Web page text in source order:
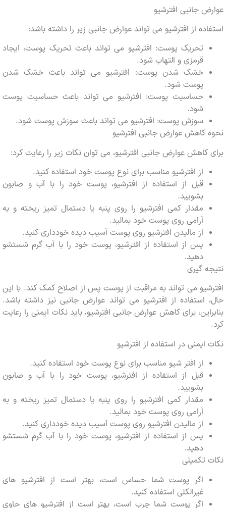
جانبی افترشیو
از افترشیو می تواند عوارض جانبی زیر را داشته باشد:
تحریک پوست: افترشیو می تواند باعث تحریک پوست، ایجاد
قرمزی و التهاب شود.
خشک شدن پوست: افترشیو می تواند باعث خشک شدن
پوست شود.
حساسیت پوست: افترشیو می تواند باعث حساسیت پوست
سوزش پوست: افترشیو می تواند باعث سوزش پوست شود.
کاهش عوارض جانبی افترشیو
عوارض جانبی افترشیو، می توان نکات زیر را رعایت کرد:
از افترشیو مناسب برای نوع پوست خود استفاده کنید.
قبل از استفاده از افترشیو، پوست خود را با آب و صابون
بشویید.
مقدار کمی افترشیو را روی پنبه یا دستمال تمیز ریخته و به
آرامی روی پوست خود بمالید.
از مالیدن افترشیو روی پوست آسیب دیده خودداری کنید.
پس از استفاده از افترشیو، پوست خود را با آب گرم شستشو
دهید.
گیری
می تواند به مراقبت از پوست پس از اصلاح کمک کند. با این
استفاده از افترشیو می تواند عوارض جانبی نیز داشته باشد.
برای کاهش عوارض جانبی افترشیو، باید نکات ایمنی را رعایت
در استفاده از افترشیو
از افتر شیو مناسب برای نوع پوست خود استفاده کنید.
قبل از استفاده از افترشیو، پوست خود را با آب و صابون
بشویید.
مقدار کمی افترشیو را روی پنبه یا دستمال تمیز ریخته و به
آرامی روی پوست خود بمالید.
از مالیدن افترشیو روی پوست آسیب دیده خودداری کنید.
پس از استفاده از افترشیو، پوست خود را با آب گرم شستشو
دهید.
تکمیلی
اگر پوست شما حساس است، بهتر است از افترشیو های
غیرالکلی استفاده کنید.
اگر پوست شما چرب است، بهتر است از افترشیو های حاوی